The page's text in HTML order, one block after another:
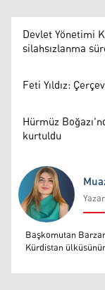
Devlet Yönetimi
silahsızlanma
Feti Yıldız:
Hürmüz
kurtuldu
Muazzez Baktaş
Yazar
Başkomutan
Kürdistan